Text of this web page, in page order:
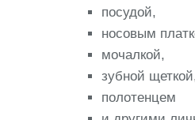
посудой,
носовым
мочалкой,
зубной
полотенцем